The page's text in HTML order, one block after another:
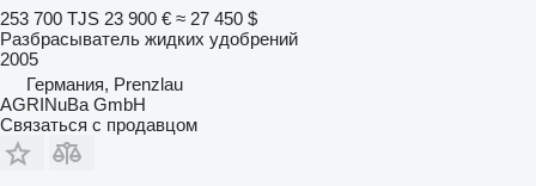
253 700 TJS 23 900 € ≈ 27 450 $
Разбрасыватель жидких удобрений
2005
Германия, Prenzlau
AGRINuBa GmbH
Связаться с продавцом